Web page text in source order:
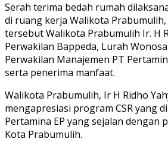
Serah terima bedah rumah
di ruang kerja Walikota Prabumulih,
tersebut Walikota Prabumulih Ir. H
Perwakilan Bappeda, Lurah
Perwakilan Manajemen PT
serta penerima manfaat.
Walikota Prabumulih, Ir H Ridho
mengapresiasi program CSR yang
Pertamina EP yang sejalan dengan
Kota Prabumulih.